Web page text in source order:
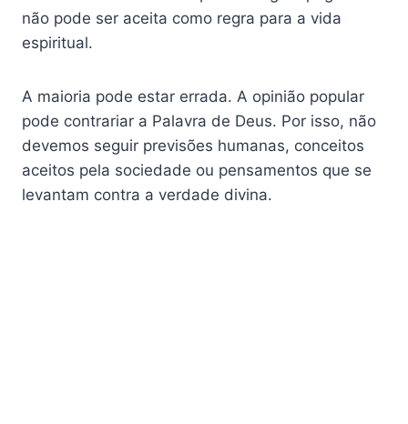
não pode ser aceita como regra para a vida
espiritual.
A maioria pode estar errada. A opinião popular
pode contrariar a Palavra de Deus. Por isso, não
devemos seguir previsões humanas, conceitos
aceitos pela sociedade ou pensamentos que se
levantam contra a verdade divina.